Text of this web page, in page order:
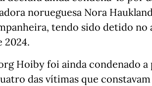
norueguesa Nora
tendo sido detido no
2024.
Hoiby foi ainda condenado
das vítimas que